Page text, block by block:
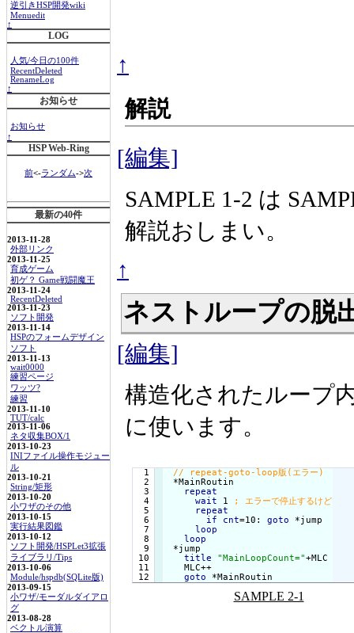
逆引きHSP開発wiki
Menuedit
↑
LOG
人気/今日の100件
RecentDeleted
RenameLog
↑
お知らせ
お知らせ
↑
HSP Web-Ring
前<-ランダム->次
最新の40件
2013-11-28
外部リンク
2013-11-25
育成ゲーム
初ゲ？ Game戦闘魔王
2013-11-24
RecentDeleted
2013-11-23
ソフト開発
2013-11-14
HSPのフォームデザイン
ソフト
2013-11-13
wait0000
練習ページ
ワッツ?
練習
2013-11-10
TUT/calc
2013-11-06
ネタ収集BOX/1
2013-10-23
INIファイル操作モジュー
ル
2013-10-21
String/矩形
2013-10-20
小ワザのその他
2013-10-15
実行結果図鑑
2013-10-12
ソフト開発/HSPLet3拡張
ライブラリ/Tips
2013-10-06
Module/hspdb(SQLite版)
2013-09-15
小ワザ/モーダルダイアロ
グ
2013-08-28
ベクトル演算
↑
解説
[編集]
SAMPLE 1-2 は
解説おしまい。
↑
ネストループの脱
[編集]
構造化されたループ
に使います。
  1
  2
  3
  4
  5
  6
  7
  8
  9
10
11
*MainRoutin
repeat
wait
1
repeat
if
cnt=10: goto
*jump
loop
loop
*jump
title
"MainLoopCount="+MLC
   MLC++
goto
*MainRoutin
SAMPLE 2-1